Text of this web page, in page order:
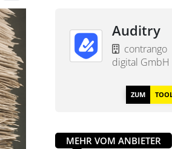
Auditry
contrango
digital GmbH
ZUM TOOL
MEHR VOM ANBIETER